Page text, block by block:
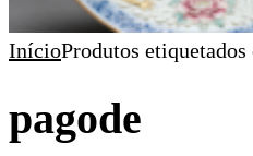
InícioProdutos etiquetados
pagode